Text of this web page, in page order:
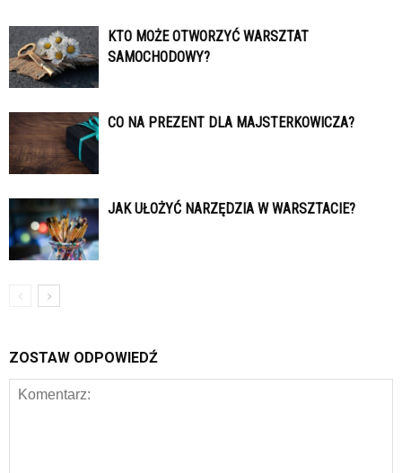
KTO MOŻE OTWORZYĆ WARSZTAT
SAMOCHODOWY?
CO NA PREZENT DLA MAJSTERKOWICZA?
JAK UŁOŻYĆ NARZĘDZIA W WARSZTACIE?
ZOSTAW ODPOWIEDŹ